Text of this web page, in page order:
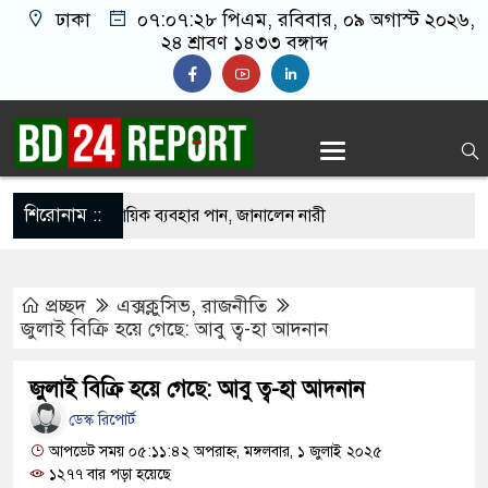
ঢাকা ০৭:০৭:২৯ পিএম, রবিবার, ০৯ অগাস্ট ২০২৬,
২৪ শ্রাবণ ১৪৩৩ বঙ্গাব্দ
শিরোনাম ::অমায়িক ব্যবহার পান, জানালেন নারী
বিএনপি নেতা গ্রেপ্তার
২ লাখ টাকা খেলো ইঁদুর-উইপোকা, নিঃস্ব কৃষক
প্রচ্ছদ এক্সক্লুসিভ,রাজনীতি
জুলাই বিক্রি হয়ে গেছে: আবু ত্ব-হা আদনান
জুলাই বিক্রি হয়ে গেছে: আবু ত্ব-হা আদনান
ডেস্ক রিপোর্ট
আপডেট সময় ০৫:১১:৪২ অপরাহ্ন, মঙ্গলবার, ১ জুলাই ২০২৫
১২৭৭ বার পড়া হয়েছে